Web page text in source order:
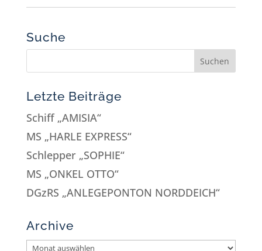
Suche
Letzte Beiträge
Schiff „AMISIA“
MS „HARLE EXPRESS“
Schlepper „SOPHIE“
MS „ONKEL OTTO“
DGzRS „ANLEGEPONTON NORDDEICH“
Archive